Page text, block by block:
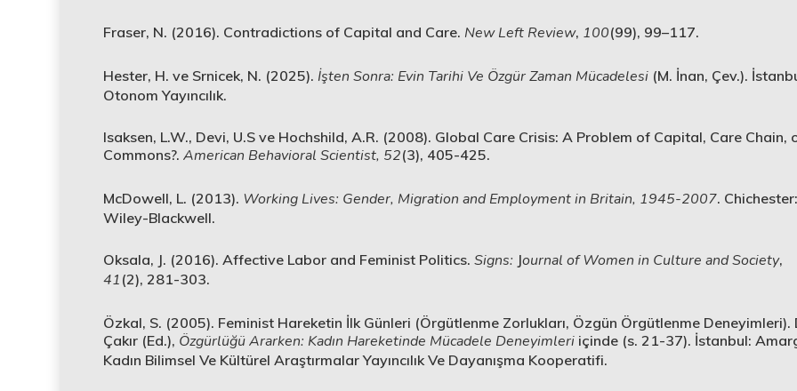
Fraser, N. (2016). Contradictions of Capital and Care. New Left Review, 100(99), 99–117.
Hester, H. ve Srnicek, N. (2025). İşten Sonra: Evin Tarihi Ve Özgür Zaman Mücadelesi (M. İnan, Çev.).
Otonom Yayıncılık.
Isaksen, L.W., Devi, U.S ve Hochshild, A.R. (2008). Global Care Crisis: A Problem of Capital, Care Chain,
Commons?. American Behavioral Scientist, 52(3), 405-425.
McDowell, L. (2013). Working Lives: Gender, Migration and Employment in Britain, 1945-2007. Chichester:
Wiley-Blackwell.
Oksala, J. (2016). Affective Labor and Feminist Politics. Signs: Journal of Women in Culture and Society,
41 (2), 281-303.
Özkal, S. (2005). Feminist Hareketin İlk Günleri (Örgütlenme Zorlukları, Özgün Örgütlenme Deneyimleri).
Çakır (Ed.), Özgürlüğü Ararken: Kadın Hareketinde Mücadele Deneyimleriiçinde (s. 21-37). İstanbul:
Kadın Bilimsel Ve Kültürel Araştırmalar Yayıncılık Ve Dayanışma Kooperatifi.